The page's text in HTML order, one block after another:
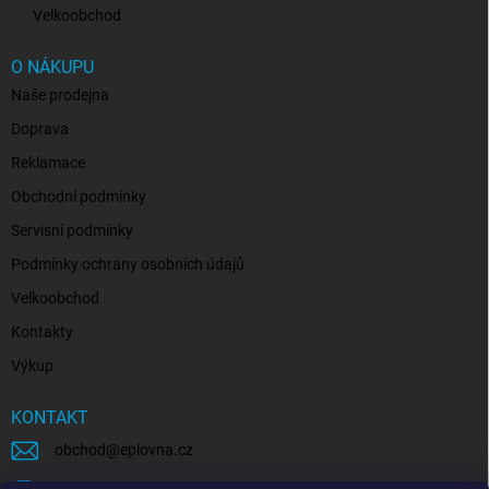
Velkoobchod
O NÁKUPU
Naše prodejna
Doprava
Reklamace
Obchodní podmínky
Servisní podmínky
Podmínky ochrany osobních údajů
Velkoobchod
Kontakty
Výkup
KONTAKT
obchod @eplovna.cz